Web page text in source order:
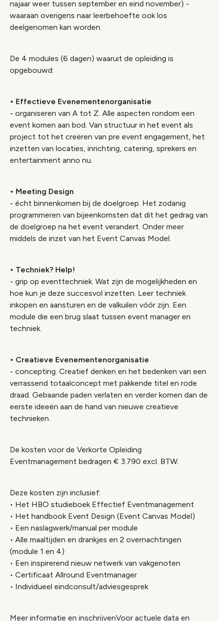
najaar weer tussen september en eind november) -
waaraan overigens naar leerbehoefte ook los
deelgenomen kan worden:
De 4 modules (6 dagen) waaruit de opleiding is
opgebouwd:
• Effectieve Evenementenorganisatie
- organiseren van A tot Z. Alle aspecten rondom een
event komen aan bod. Van structuur in het event als
project tot het creëren van pre event engagement, het
inzetten van locaties, inrichting, catering, sprekers en
entertainment anno nu.
• Meeting Design
- écht binnenkomen bij de doelgroep. Het zodanig
programmeren van bijeenkomsten dat dit het gedrag van
de doelgroep na het event verandert. Onder meer
middels de inzet van het Event Canvas Model.
• Techniek? Help!
- grip op eventtechniek. Wat zijn de mogelijkheden en
hoe kun je deze succesvol inzetten. Leer techniek
inkopen en aansturen en de valkuilen vóór zijn. Een
module die een brug slaat tussen event manager en
techniek.
• Creatieve Evenementenorganisatie
- concepting. Creatief denken en het bedenken van een
verrassend totaalconcept met pakkende titel en rode
draad. Gebaande paden verlaten en verder komen dan de
eerste ideeën aan de hand van nieuwe creatieve
technieken.
De kosten voor de Verkorte Opleiding
Eventmanagement bedragen € 3.790 excl. BTW.
Deze kosten zijn inclusief:
• Het HBO studieboek Effectief Eventmanagement
• Het handbook Event Design (Event Canvas Model)
• Een naslagwerk/manual per module
• Alle maaltijden en drankjes en 2 overnachtingen
(module 1 en 4)
• Een inspirerend nieuw netwerk van vakgenoten
• Certificaat Allround Eventmanager
• Individueel eindconsult/adviesgesprek
Meer informatie en inschrijvenVoor actuele data en